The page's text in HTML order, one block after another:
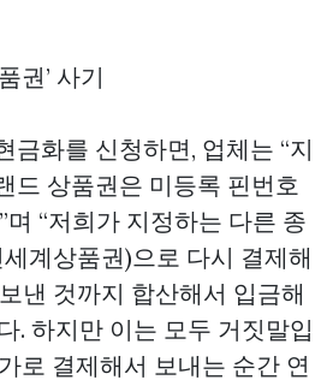
권’ 사기
금화를 신청하면, 업체는 “지
드 상품권은 미등록 핀번호
며 “저희가 지정하는 다른 종
계상품권)으로 다시 결제해
낸 것까지 합산해서 입금해
. 하지만 이는 모두 거짓말입
로 결제해서 보내는 순간 연